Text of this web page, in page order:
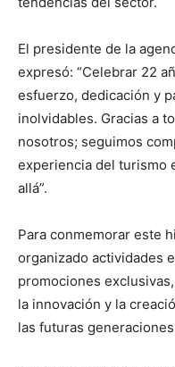
El presidente de la
expresó: “Celebrar 22
esfuerzo, dedicación y
inolvidables. Gracias a
nosotros; seguimos
experiencia del turismo
allá”.
Para conmemorar este
organizado actividades
promociones
la innovación y la
las futuras